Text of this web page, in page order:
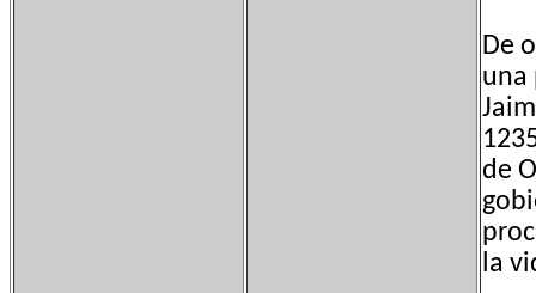
De
una
de
la